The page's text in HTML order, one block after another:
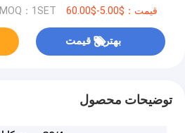
قیمت：$5.00-$60.00 MOQ：1SET
بهترین قیمت
توضیحات محصول